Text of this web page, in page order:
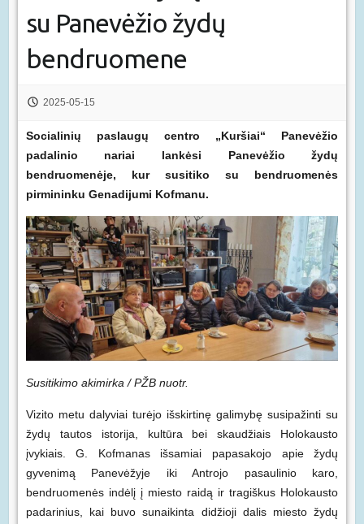
su Panevėžio žydų
bendruomene
2025-05-15
Socialinių paslaugų centro „Kuršiai“ Panevėžio
padalinio nariai lankėsi Panevėžio žydų
bendruomenėje, kur susitiko su bendruomenės
pirmininku Genadijumi Kofmanu.
Susitikimo akimirka / PŽB nuotr.
Vizito metu dalyviai turėjo išskirtinę galimybę susipažinti su
žydų tautos istorija, kultūra bei skaudžiais Holokausto
įvykiais. G. Kofmanas išsamiai papasakojo apie žydų
gyvenimą Panevėžyje iki Antrojo pasaulinio karo,
bendruomenės indėlį į miesto raidą ir tragiškus Holokausto
padarinius, kai buvo sunaikinta didžioji dalis miesto žydų